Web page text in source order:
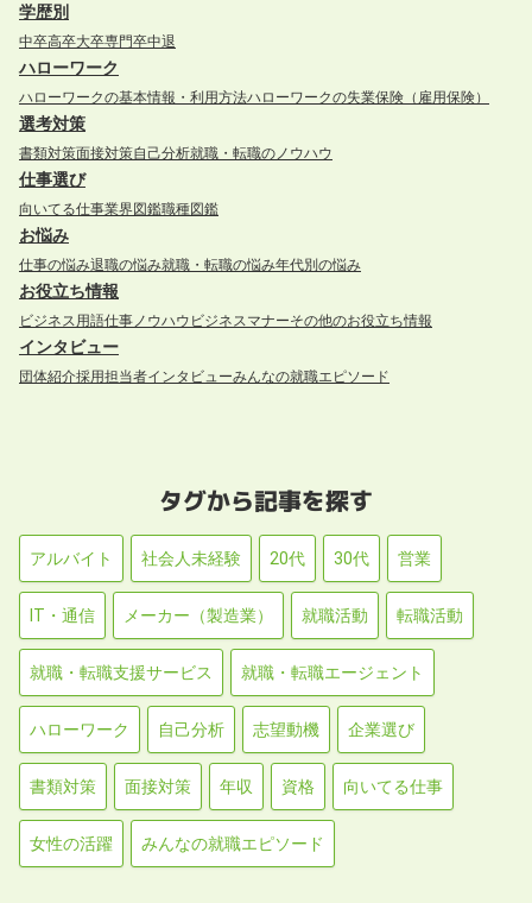
学歴別
中卒高卒大卒専門卒中退
ハローワーク
ハローワークの基本情報・利用方法ハローワークの失業保険（雇用保険）
選考対策
書類対策面接対策自己分析就職・転職のノウハウ
仕事選び
向いてる仕事業界図鑑職種図鑑
お悩み
仕事の悩み退職の悩み就職・転職の悩み年代別の悩み
お役立ち情報
ビジネス用語仕事ノウハウ ビジネスマナーその他のお役立ち情報
インタビュー
団体紹介採用担当者インタビューみんなの就職エピソード
タグから記事を探す
アルバイト 社会人未経験 20代 30代 営業
IT・通信 メーカー（製造業） 就職活動 転職活動
就職・転職支援サービス 就職・転職エージェント
ハローワーク 自己分析 志望動機 企業選び
書類対策 面接対策 年収 資格 向いてる仕事
女性の活躍 みんなの就職エピソード